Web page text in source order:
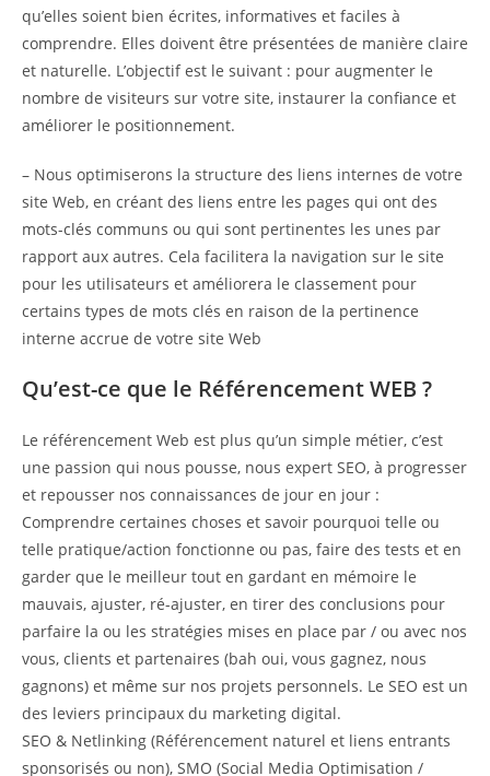
qu’elles soient bien écrites, informatives et faciles à
comprendre. Elles doivent être présentées de manière claire
et naturelle. L’objectif est le suivant : pour augmenter le
nombre de visiteurs sur votre site, instaurer la confiance et
améliorer le positionnement.
– Nous optimiserons la structure des liens internes de votre
site Web, en créant des liens entre les pages qui ont des
mots-clés communs ou qui sont pertinentes les unes par
rapport aux autres. Cela facilitera la navigation sur le site
pour les utilisateurs et améliorera le classement pour
certains types de mots clés en raison de la pertinence
interne accrue de votre site Web
Qu’est-ce que le Référencement WEB ?
Le référencement Web est plus qu’un simple métier, c’est
une passion qui nous pousse, nous expert SEO, à progresser
et repousser nos connaissances de jour en jour :
Comprendre certaines choses et savoir pourquoi telle ou
telle pratique/action fonctionne ou pas, faire des tests et en
garder que le meilleur tout en gardant en mémoire le
mauvais, ajuster, ré-ajuster, en tirer des conclusions pour
parfaire la ou les stratégies mises en place par / ou avec nos
vous, clients et partenaires (bah oui, vous gagnez, nous
gagnons) et même sur nos projets personnels. Le SEO est un
des leviers principaux du marketing digital.
SEO & Netlinking (Référencement naturel et liens entrants
sponsorisés ou non), SMO (Social Media Optimisation /